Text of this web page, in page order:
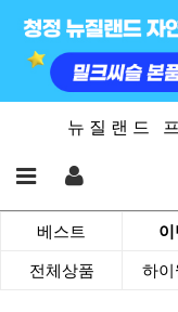
뉴 질 랜 드
베스트
전체상품 하이